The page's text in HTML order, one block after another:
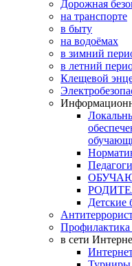
Дорожная
на транспорте
в быту
на водоёмах
в зимний
в летний
Клещевой
Детские
Профилактика
в сети